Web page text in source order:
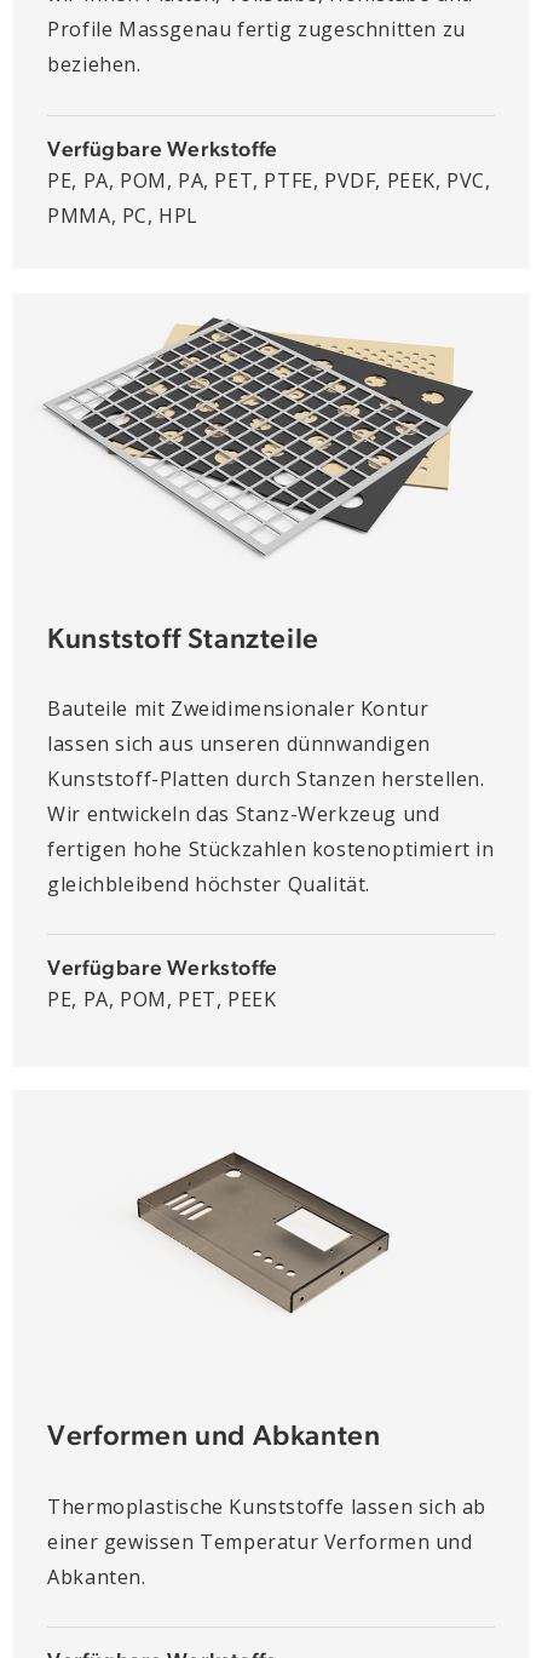
Profile Massgenau fertig zugeschnitten zu
beziehen.
Verfügbare Werkstoffe
PE, PA, POM, PA, PET, PTFE, PVDF, PEEK, PVC,
PMMA, PC, HPL
Kunststoff Stanzteile
Bauteile mit Zweidimensionaler Kontur
lassen sich aus unseren dünnwandigen
Kunststoff-Platten durch Stanzen herstellen.
Wir entwickeln das Stanz-Werkzeug und
fertigen hohe Stückzahlen kostenoptimiert in
gleichbleibend höchster Qualität.
Verfügbare Werkstoffe
PE, PA, POM, PET, PEEK
Verformen und Abkanten
Thermoplastische Kunststoffe lassen sich ab
einer gewissen Temperatur Verformen und
Abkanten.